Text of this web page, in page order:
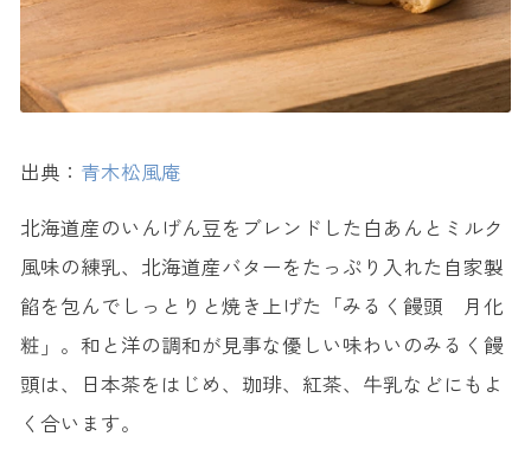
18. TaneBits <亀田製菓>
24. 大阪みたらしアーモンド <ALMOND MEISTER®>
出典： 青木松風庵
北海道産のいんげん豆をブレンドした白あんとミルク
風味の練乳、北海道産バターをたっぷり入れた自家製
餡を包んでしっとりと焼き上げた「みるく饅頭 月化
粧」。和と洋の調和が見事な優しい味わいのみるく饅
頭は、日本茶をはじめ、珈琲、紅茶、牛乳などにもよ
く合います。